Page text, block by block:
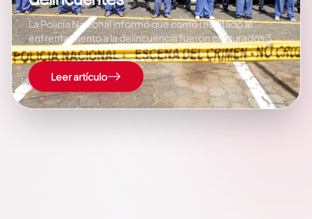
La Policía Nacional informó que como resultado al
enfrentamiento a la delincuencia fueron capturados 38
personas por cometer delitos de peligrosidad, entre
ellos, muertes homicida, asalto y abastecimiento de
drogas. De los delincuentes capturados, 4 fueron por
ser autores de muertes homicidas, 26 cometían robo
con intimidación (asaltos)…
Leer artículo